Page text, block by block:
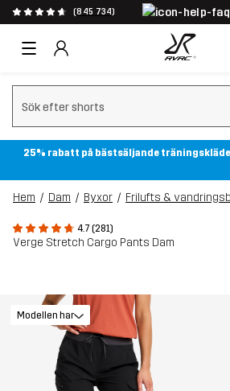
(845 734)
Rensa sök
25% rabatt på bästsäljande
Hem Dam Byxor Frilufts &
4.7 (281)
Verge Stretch Cargo Pants Dam
Modellen har